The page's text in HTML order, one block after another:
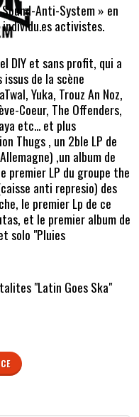
Anti-System » en
activistes.
DIY et sans profit, qui a
de la scène
Yuka, Trouz An Noz,
Coeur, The Offenders,
etc... et plus
Thugs , un 2ble LP de
,un album de
premier LP du groupe the
anti represio) des
le premier Lp de ce
et le premier album de
solo "Pluies
"Latin Goes Ska"